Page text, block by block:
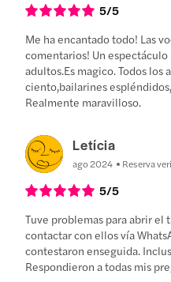
5/5
Me ha encantado todo! Las
comentarios! Un
adultos.Es magico. Todos los
ciento,bailarines
Realmente maravilloso.
Letícia
ago 2024 Reserva
5/5
Tuve problemas para abrir el
contactar con ellos vía
contestaron enseguida.
Respondieron a todas mis